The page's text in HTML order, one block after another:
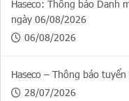
Haseco: Thông báo Danh
ngày 06/08/2026
06/08/2026
Haseco – Thông báo
28/07/2026